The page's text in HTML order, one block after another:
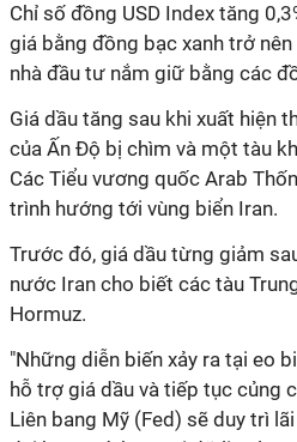
Chỉ số đồng USD Index tăng
giá bằng đồng bạc xanh trở
nhà đầu tư nắm giữ bằng các
Giá dầu tăng sau khi xuất hiện
của Ấn Độ bị chìm và một tàu
Các Tiểu vương quốc Arab
trình hướng tới vùng biển Iran.
Trước đó, giá dầu từng giảm
nước Iran cho biết các tàu
Hormuz.
"Những diễn biến xảy ra tại eo
hỗ trợ giá dầu và tiếp tục củng
Liên bang Mỹ (Fed) sẽ duy trì